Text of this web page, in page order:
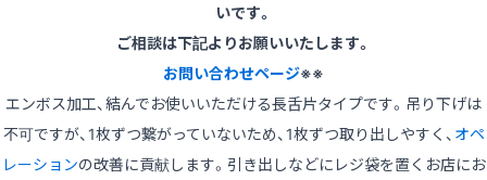
いです。
ご相談は下記よりお願いいたします。
お問い合わせページ※※
エンボス加工、結んでお使いいただける長舌片タイプです。吊り下げは
不可ですが、1枚ずつ繋がっていないため、1枚ずつ取り出しやすく、 オペ
レーションの改善に貢献します。引き出しなどにレジ袋を置くお店にお